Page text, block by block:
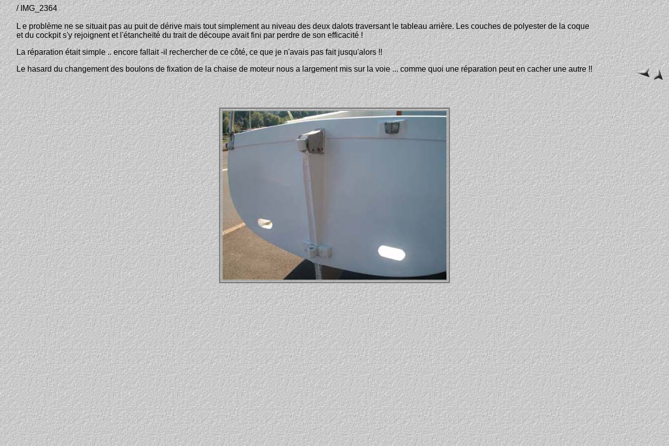
/ IMG_2364
L e problème ne se situait pas au puit de dérive mais tout simplement au niveau des deux dalots traversant le tableau arrière. Les couches de polyester de la coque
et du cockpit s'y rejoignent et l'étancheïté du trait de découpe avait fini par perdre de son efficacité !
La réparation était simple .. encore fallait -il rechercher de ce côté, ce que je n'avais pas fait jusqu'alors !!
Le hasard du changement des boulons de fixation de la chaise de moteur nous a largement mis sur la voie ... comme quoi une réparation peut en cacher une autre !!